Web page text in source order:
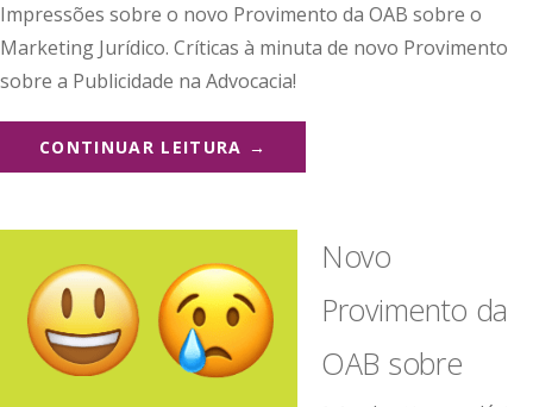
Impressões sobre o novo Provimento da OAB sobre o
Marketing Jurídico. Críticas à minuta de novo Provimento
sobre a Publicidade na Advocacia!
CONTINUAR LEITURA →
Novo
Provimento da
OAB sobre